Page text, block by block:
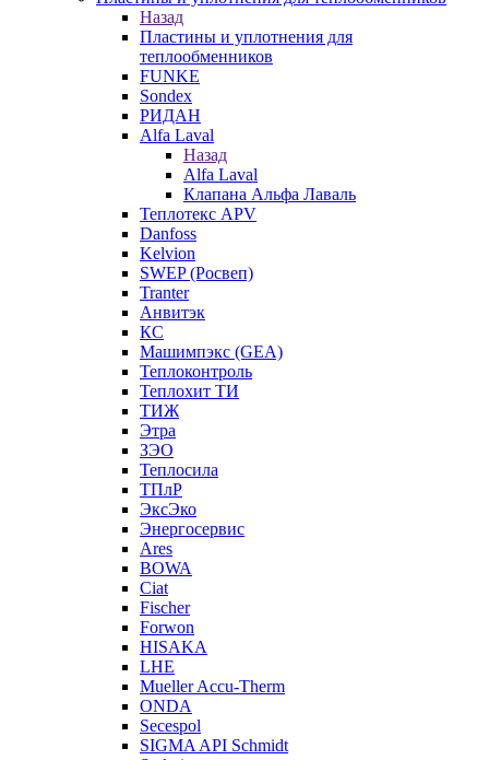
Назад
Пластины и уплотнения для
теплообменников
FUNKE
Sondex
РИДАН
Alfa Laval
Назад
Alfa Laval
Клапана Альфа Лаваль
Теплотекс APV
Danfoss
Kelvion
SWEP (Росвеп)
Tranter
Анвитэк
КС
Машимпэкс (GEA)
Теплоконтроль
Теплохит ТИ
ТИЖ
Этра
ЗЭО
Теплосила
ТПлР
ЭксЭко
Энергосервис
Ares
BOWA
Ciat
Fischer
Forwon
HISAKA
LHE
Mueller Accu-Therm
ONDA
Secespol
SIGMA API Schmidt